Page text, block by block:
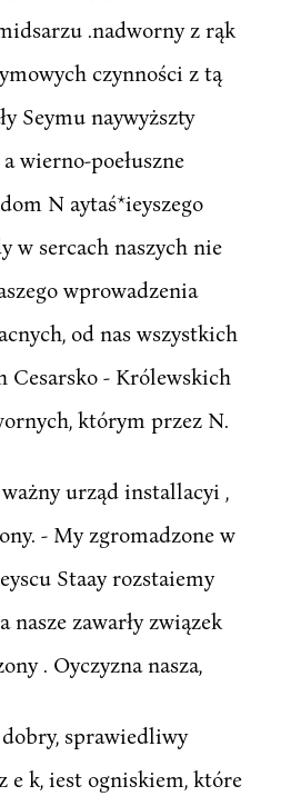
.nadworny z rąk
czynności z tą
Seymu naywyższty
wierno-poełuszne
N aytaś*ieyszego
w sercach naszych nie
wprowadzenia
od nas wszystkich
Cesarsko - Królewskich
którym przez N.
urząd installacyi ,
- My zgromadzone w
Staay rozstaiemy
nasze zawarły związek
. Oyczyzna nasza,
sprawiedliwy
e k, iest ogniskiem, które